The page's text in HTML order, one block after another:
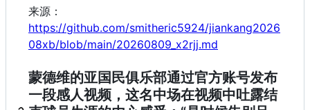
来源：
https://github.com/smitheric5924/jiankang2026
08xb/blob/main/20260809_x2rjj.md
蒙德维的亚国民俱乐部通过官方账号发布
一段感人视频，这名中场在视频中吐露结